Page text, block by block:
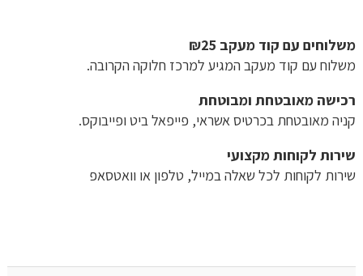
משלוחים עם קוד מעקב ₪25
משלוח​ עם קוד מעקב המגיע למרכז חלוקה הקרובה.
רכישה​ ​מאובטחת ומבוטחת
קניה מאובטחת בכרטיס אשראי, פייפאל ביט ופייבוקס.
שירות לקוחות מקצועי
שירות לקוחות לכל שאלה במייל, טלפון או וואטסאפ